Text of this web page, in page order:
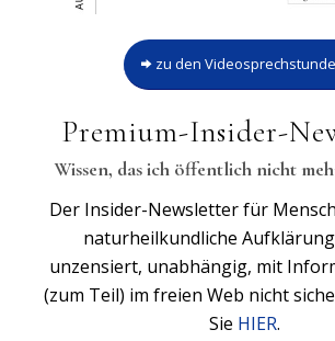
zu den
Premium-Insider-
Wissen, das ich öffentlich nicht
Der Insider-Newsletter für
naturheilkundliche
unzensiert, unabhängig, mit
(zum Teil) im freien Web nicht
Sie HIER.